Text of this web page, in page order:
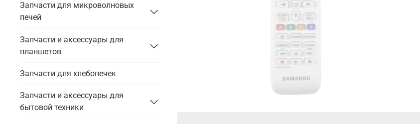
Запчасти для микроволновых
печей
Запчасти и аксессуары для
планшетов
Запчасти для хлебопечек
Запчасти и аксессуары для
бытовой техники